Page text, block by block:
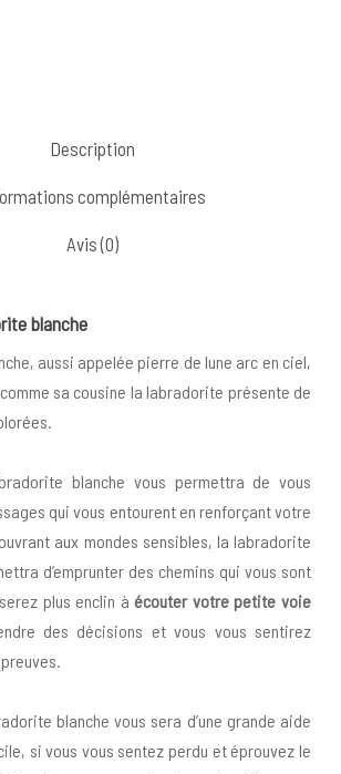
Description
complémentaires
Avis (0)
blanche
aussi appelée pierre de lune arc en ciel,
sa cousine la labradorite présente de
blanche vous permettra de vous
qui vous entourent en renforçant votre
aux mondes sensibles, la labradorite
d’emprunter des chemins qui vous sont
plus enclin à écouter votre petite voie
des décisions et vous vous sentirez
blanche vous sera d’une grande aide
si vous vous sentez perdu et éprouvez le